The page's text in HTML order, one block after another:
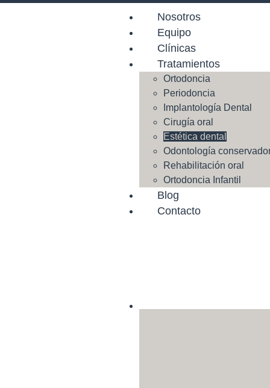
Nosotros
Equipo
Clínicas
Tratamientos
Ortodoncia
Periodoncia
Implantología Dental
Cirugía oral
Estética dental
Odontología
Rehabilitación oral
Ortodoncia Infantil
Blog
Contacto